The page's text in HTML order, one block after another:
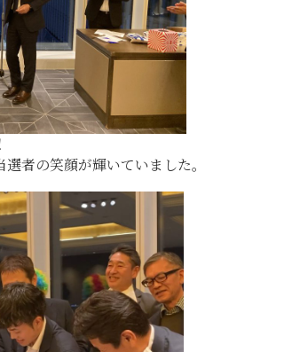
者の笑顔が輝いていました。